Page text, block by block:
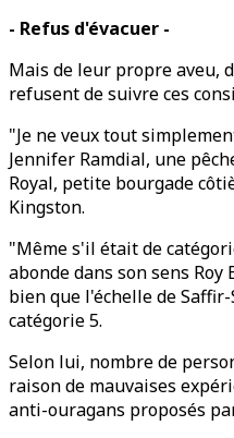
- Refus d'évacuer -
Mais de leur propre aveu,
refusent de suivre ces
"Je ne veux tout
Jennifer Ramdial, une
Royal, petite bourgade
Kingston.
"Même s'il était de
abonde dans son sens
bien que l'échelle de
catégorie 5.
Selon lui, nombre de
raison de mauvaises
anti-ouragans proposés